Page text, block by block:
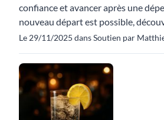
confiance et avancer après une
nouveau départ est possible,
Le 29/11/2025 dans Soutien par